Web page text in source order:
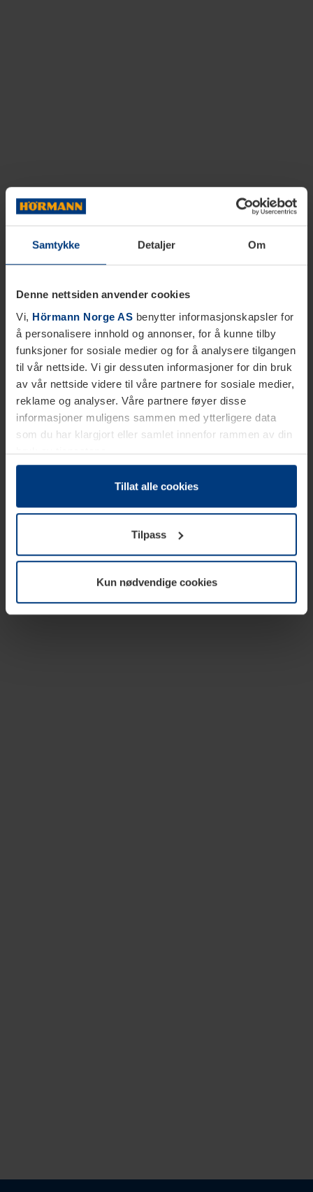
Samtykke Detaljer Om
Denne nettsiden anvender cookies
Vi, Hörmann Norge AS benytter informasjonskapsler for
å personalisere innhold og annonser, for å kunne tilby
funksjoner for sosiale medier og for å analysere tilgangen
til vår nettside. Vi gir dessuten informasjoner for din bruk
av vår nettside videre til våre partnere for sosiale medier,
reklame og analyser. Våre partnere føyer disse
informasjoner muligens sammen med ytterligere data
som du har klargjort eller samlet innenfor rammen av din
bruk av tjenestene.
Etter loven kan vi lagre informasjonskapsler på din
datamaskin, hvis disse er absolutt nødvendig for drift av
trenger vi din tillatelse. Du kan når som helst endre eller
tilbakekalle ditt samtykke i forklaringen av
informasjonskapselen på sidenPersonvernerklæringpå
Tillat alle cookies
Tilpass
Kun nødvendige cookies